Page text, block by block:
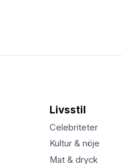
Livsstil
Celebriteter
Kultur & nöje
Mat & dryck